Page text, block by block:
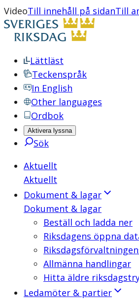
VideoTill innehåll på sidanTill
Lättläst
Teckenspråk
In English
Other languages
Ordbok
Aktivera lyssna
Sök
Aktuellt
Aktuellt
Dokument & lagar
Dokument & lagar
Beställ och ladda ner
Riksdagens öppna
Allmänna handlingar
Hitta äldre
Ledamöter & partier